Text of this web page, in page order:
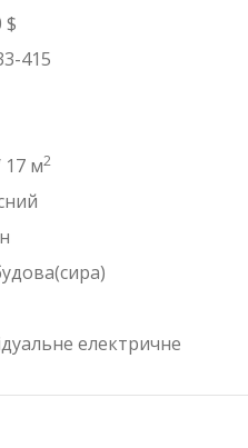
$
415
17 м2
електричне